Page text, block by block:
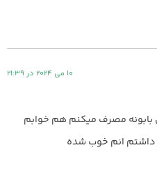
10 می 2024 در 21:39
مصرف میکنم هم خوابم
انم خوب شده